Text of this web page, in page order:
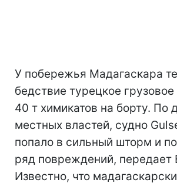
У побережья Мадагаскара
бедствие турецкое
40 т химикатов на борту. По
местных властей, судно
попало в сильный шторм и
ряд повреждений, передает
Известно, что